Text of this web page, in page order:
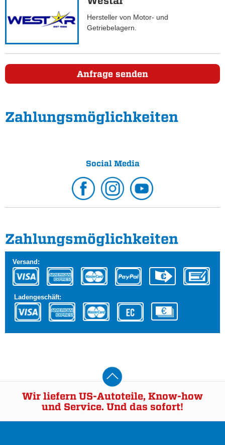
Hersteller von Motor- und
Getriebelagern.
Anfrage senden
Zahlungs­möglichkeiten
Social Media
Zahlungs­möglichkeiten
Versand:
Ladengeschäft:
Wir liefern US-Autoteile, Know-how
und Service. Und das sofort!